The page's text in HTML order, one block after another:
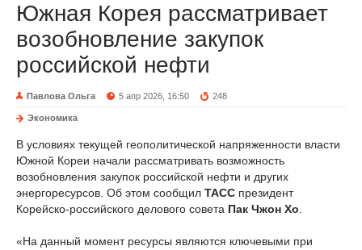
Южная Корея рассматривает
возобновление закупок
российской нефти
Павлова Ольга 5 апр 2026, 16:50 248
Экономика
В условиях текущей геополитической напряженности власти
Южной Кореи начали рассматривать возможность
возобновления закупок российской нефти и других
энергоресурсов. Об этом сообщил ТАСС президент
Корейско-российского делового совета Пак Чжон Хо
«На данный момент ресурсы являются ключевыми при